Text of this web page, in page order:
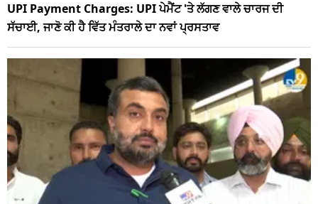
UPI Payment Charges: UPI ਪੇਮੈਂਟ 'ਤੇ ਲੱਗਣ ਵਾਲੇ ਚਾਰਜ ਦੀ
ਸੱਚਾਈ, ਜਾਣੋ ਕੀ ਹੈ ਵਿੱਤ ਮੰਤਰਾਲੇ ਦਾ ਨਵਾਂ ਪ੍ਰਸਤਾਵ